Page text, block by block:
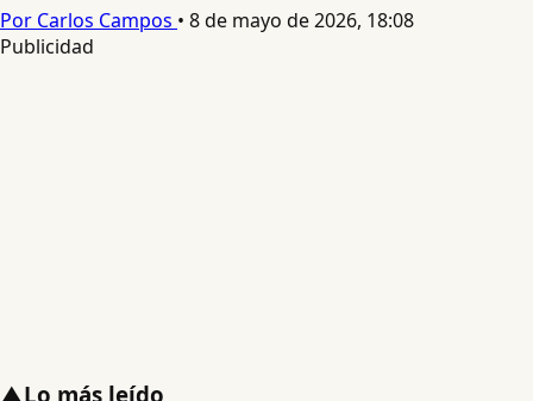
Por Carlos Campos • 8 de mayo de 2026, 18:08
Publicidad
▲Lo más leído